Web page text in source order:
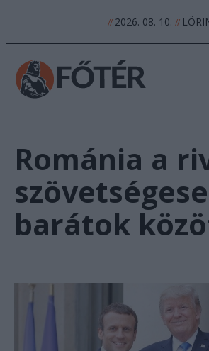
//2026. 08. 10. //
Románia a
barátok